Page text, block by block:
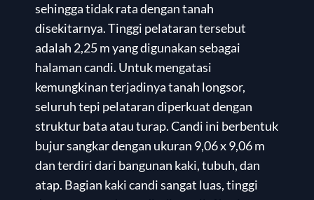
sehingga tidak rata dengan tanah
disekitarnya. Tinggi pelataran tersebut
adalah 2,25 m yang digunakan sebagai
halaman candi. Untuk mengatasi
kemungkinan terjadinya tanah longsor,
seluruh tepi pelataran diperkuat dengan
struktur bata atau turap. Candi ini berbentuk
bujur sangkar dengan ukuran 9,06 x 9,06 m
dan terdiri dari bangunan kaki, tubuh, dan
atap. Bagian kaki candi sangat luas, tinggi